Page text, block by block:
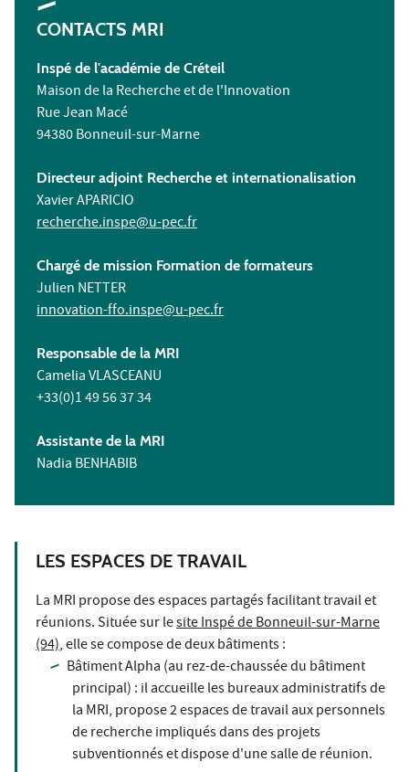
CONTACTS MRI
Inspé de l'académie de Créteil
Maison de la Recherche et de l'Innovation
Rue Jean Macé
94380 Bonneuil-sur-Marne
Directeur adjoint Recherche et internationalisation
Xavier APARICIO
recherche.inspe@u-pec.fr
Chargé de mission Formation de formateurs
Julien NETTER
innovation-ffo.inspe@u-pec.fr
Responsable de la MRI
Camelia VLASCEANU
+33(0)1 49 56 37 34
Assistante de la MRI
Nadia BENHABIB
LES ESPACES DE TRAVAIL
La MRI propose des espaces partagés facilitant travail et
réunions. Située sur lesite Inspé de Bonneuil-sur-Marne
(94), elle se compose de deux bâtiments :
Bâtiment Alpha (au rez-de-chaussée du bâtiment
principal) : il accueille les bureaux administratifs de
la MRI, propose 2 espaces de travail aux personnels
de recherche impliqués dans des projets
subventionnés et dispose d'une salle de réunion.